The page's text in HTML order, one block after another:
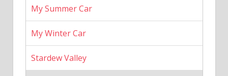
My Summer Car
My Winter Car
Stardew Valley